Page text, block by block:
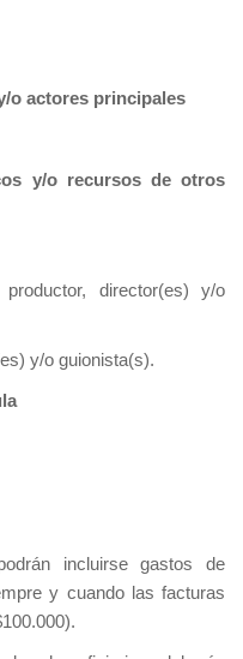
o actores principales
y/o recursos de otros
director(es) y/o
y/o guionista(s).
incluirse gastos de
y cuando las facturas